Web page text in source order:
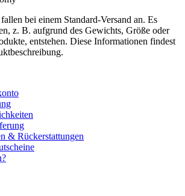
bei einem Standard-Versand an. Es
z. B. aufgrund des Gewichts, Größe oder
entstehen. Diese Informationen findest
& Rückerstattungen